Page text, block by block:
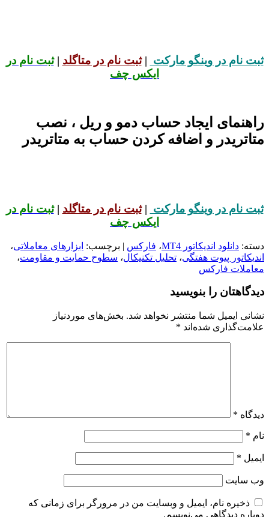
ثبت نام در وینگو مارکت |ثبت نام در متاگلد |ثبت نام در
ایکس چف
راهنمای ایجاد حساب دمو و ریل ، نصب
متاتریدر و اضافه کردن حساب به متاتریدر
ثبت نام در وینگو مارکت |ثبت نام در متاگلد |ثبت نام در
ایکس چف
دسته: دانلود اندیکاتور MT4 ، فارکس | برچسب: ابزارهای معاملاتی،
اندیکاتور پیوت هفتگی، تحلیل تکنیکال، سطوح حمایت و مقاومت،
معاملات فارکس
دیدگاهتان را بنویسید
نشانی ایمیل شما منتشر نخواهد شد. بخش‌های موردنیاز
علامت‌گذاری شده‌اند *
دیدگاه *
نام *
ایمیل *
وب‌ سایت
ذخیره نام، ایمیل و وبسایت من در مرورگر برای زمانی که
دوباره دیدگاهی می‌نویسم.